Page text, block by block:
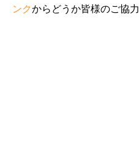
ンクからどうか皆様のご協